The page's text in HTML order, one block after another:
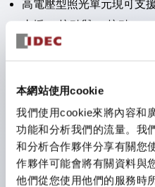
本網站使用cookie
我們使用cookie來將內容和
功能和分析我們的流量。我
和分析合作夥伴分享有關您
作夥伴可能會將有關資料與
他們從您使用他們的服務時
高電壓型照光單元現可支
支援 2 接點與 4 接點）。
採用一體成型端子蓋，具
防護結構可防止水或油從
鈕開關為 IP40）。
雙按鈕開關，可將兩個獨
三種功能集結於一顆開關
完整支援全球各地需求的